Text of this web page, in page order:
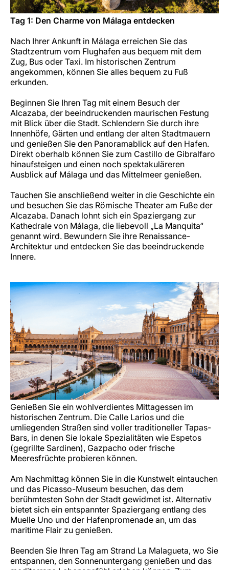
Tag 1: Den Charme von Málaga entdecken
Nach Ihrer Ankunft in Málaga erreichen Sie das
Stadtzentrum vom Flughafen aus bequem mit dem
Zug, Bus oder Taxi. Im historischen Zentrum
angekommen, können Sie alles bequem zu Fuß
erkunden.
Beginnen Sie Ihren Tag mit einem Besuch der
Alcazaba, der beeindruckenden maurischen Festung
mit Blick über die Stadt. Schlendern Sie durch ihre
Innenhöfe, Gärten und entlang der alten Stadtmauern
und genießen Sie den Panoramablick auf den Hafen.
Direkt oberhalb können Sie zum Castillo de Gibralfaro
hinaufsteigen und einen noch spektakuläreren
Ausblick auf Málaga und das Mittelmeer genießen.
Tauchen Sie anschließend weiter in die Geschichte ein
und besuchen Sie das Römische Theater am Fuße der
Alcazaba. Danach lohnt sich ein Spaziergang zur
Kathedrale von Málaga, die liebevoll „La Manquita“
genannt wird. Bewundern Sie ihre Renaissance-
Architektur und entdecken Sie das beeindruckende
Innere.
Genießen Sie ein wohlverdientes Mittagessen im
historischen Zentrum. Die Calle Larios und die
umliegenden Straßen sind voller traditioneller Tapas-
Bars, in denen Sie lokale Spezialitäten wie Espetos
(gegrillte Sardinen), Gazpacho oder frische
Meeresfrüchte probieren können.
Am Nachmittag können Sie in die Kunstwelt eintauchen
und das Picasso-Museum besuchen, das dem
berühmtesten Sohn der Stadt gewidmet ist. Alternativ
bietet sich ein entspannter Spaziergang entlang des
Muelle Uno und der Hafenpromenade an, um das
maritime Flair zu genießen.
Beenden Sie Ihren Tag am Strand La Malagueta, wo Sie
entspannen, den Sonnenuntergang genießen und das